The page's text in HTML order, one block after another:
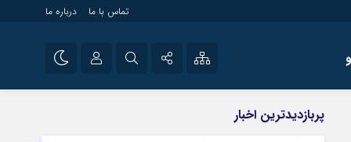
تماس با ما درباره ما
راه اندازی سایت و
سایت های خبری و
پربازدیدترین اخبار